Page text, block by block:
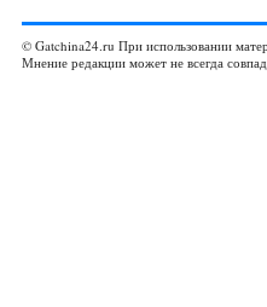
© Gatchina24.ru При использовании
Мнение редакции может не всегда